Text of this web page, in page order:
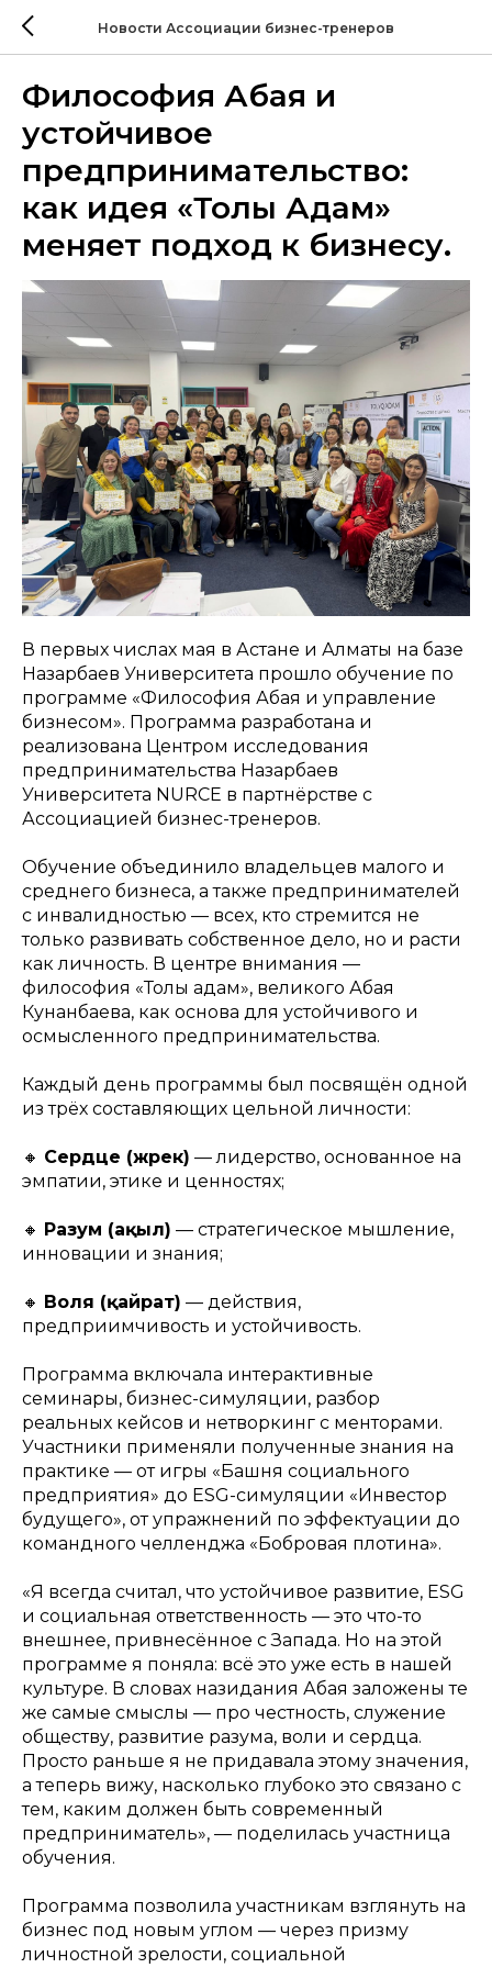
Новости Ассоциации бизнес-тренеров
Философия Абая и
устойчивое
предпринимательство:
как идея «Толық Адам»
меняет подход к бизнесу.
В первых числах мая в Астане и Алматы на базе
Назарбаев Университета прошло обучение по
программе «Философия Абая и управление
бизнесом». Программа разработана и
реализована Центром исследования
предпринимательства Назарбаев
Университета NURCE в партнёрстве с
Ассоциацией бизнес-тренеров.
Обучение объединило владельцев малого и
среднего бизнеса, а также предпринимателей
с инвалидностью — всех, кто стремится не
только развивать собственное дело, но и расти
как личность. В центре внимания —
философия «Толық адам», великого Абая
Кунанбаева, как основа для устойчивого и
осмысленного предпринимательства.
Каждый день программы был посвящён одной
из трёх составляющих цельной личности:
🔸 Сердце (жүрек) — лидерство, основанное на
эмпатии, этике и ценностях;
🔸 Разум (ақыл) — стратегическое мышление,
инновации и знания;
🔸 Воля (қайрат) — действия,
предприимчивость и устойчивость.
Программа включала интерактивные
семинары, бизнес-симуляции, разбор
реальных кейсов и нетворкинг с менторами.
Участники применяли полученные знания на
практике — от игры «Башня социального
предприятия» до ESG-симуляции «Инвестор
будущего», от упражнений по эффектуации до
командного челленджа «Бобровая плотина».
«Я всегда считал, что устойчивое развитие, ESG
и социальная ответственность — это что-то
внешнее, привнесённое с Запада. Но на этой
программе я поняла: всё это уже есть в нашей
культуре. В словах назидания Абая заложены те
же самые смыслы — про честность, служение
обществу, развитие разума, воли и сердца.
Просто раньше я не придавала этому значения,
а теперь вижу, насколько глубоко это связано с
тем, каким должен быть современный
предприниматель», — поделилась участница
обучения.
Программа позволила участникам взглянуть на
бизнес под новым углом — через призму
личностной зрелости, социальной